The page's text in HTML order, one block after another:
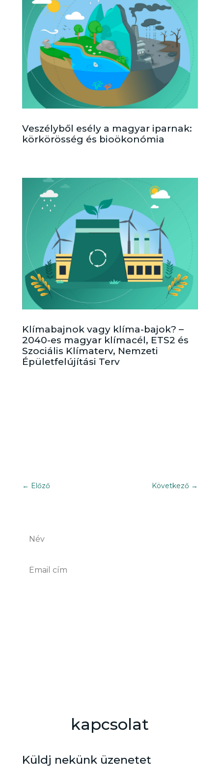
Veszélyből esély a magyar iparnak:
körkörösség és bioökonómia
Klímabajnok vagy klíma-bajok? –
2040-es magyar klímacél, ETS2 és
Szociális Klímaterv, Nemzeti
Épületfelújítási Terv
← Előző Következő →
kapcsolat
Küldj nekünk üzenetet